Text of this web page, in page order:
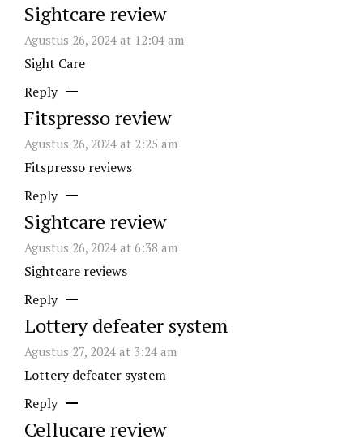
Sightcare review
Agustus 26, 2024 at 12:04 am
Sight Care
Reply
Fitspresso review
Agustus 26, 2024 at 2:25 am
Fitspresso reviews
Reply
Sightcare review
Agustus 26, 2024 at 6:38 am
Sightcare reviews
Reply
Lottery defeater system
Agustus 27, 2024 at 3:24 am
Lottery defeater system
Reply
Cellucare review